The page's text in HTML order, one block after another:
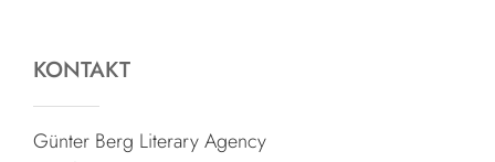
KONTAKT
Günter Berg Literary Agency